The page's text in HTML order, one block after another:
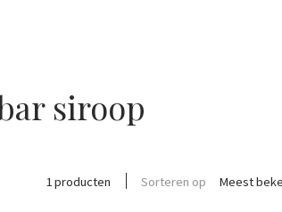
siroop
1 producten Sorteren op Meest